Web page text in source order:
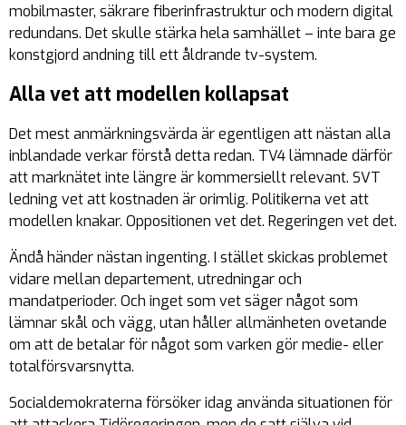
mobilmaster, säkrare fiberinfrastruktur och modern digital
redundans. Det skulle stärka hela samhället – inte bara ge
konstgjord andning till ett åldrande tv-system.
Alla vet att modellen kollapsat
Det mest anmärkningsvärda är egentligen att nästan alla
inblandade verkar förstå detta redan. TV4 lämnade därför
att marknätet inte längre är kommersiellt relevant. SVT
ledning vet att kostnaden är orimlig. Politikerna vet att
modellen knakar. Oppositionen vet det. Regeringen vet det.
Ändå händer nästan ingenting. I stället skickas problemet
vidare mellan departement, utredningar och
mandatperioder. Och inget som vet säger något som
lämnar skål och vägg, utan håller allmänheten ovetande
om att de betalar för något som varken gör medie- eller
totalförsvarsnytta.
Socialdemokraterna försöker idag använda situationen för